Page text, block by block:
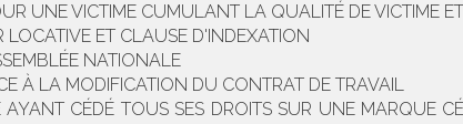
UNE VICTIME CUMULANT LA QUALITÉ DE VICTIME
ET CLAUSE D'INDEXATION
NATIONALE
À LA MODIFICATION DU CONTRAT DE TRAVAIL
AYANT CÉDÉ TOUS SES DROITS SUR UNE MARQUE